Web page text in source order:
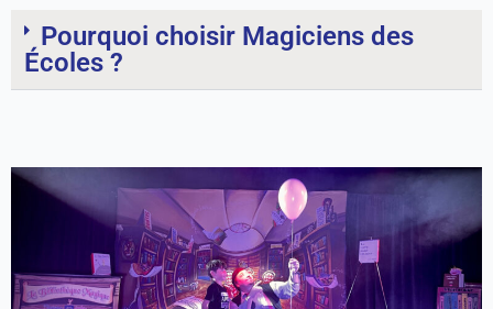
Pourquoi choisir Magiciens des
Écoles ?